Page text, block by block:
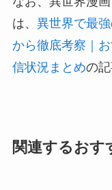
は、 異世界で最
から徹底考察｜
信状況まとめの
関連するおす